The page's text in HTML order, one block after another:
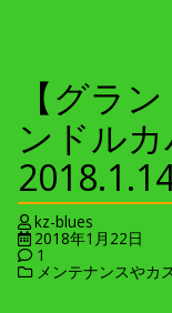
【グラ
ンドルカ
kz-blues
2018年1月22日
1
メンテナンスやカ